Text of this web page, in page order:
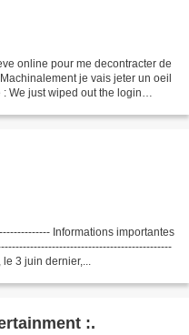
online pour me decontracter de
je vais jeter un oeil
We just wiped out the login
Informations importantes
3 juin dernier,...
:.